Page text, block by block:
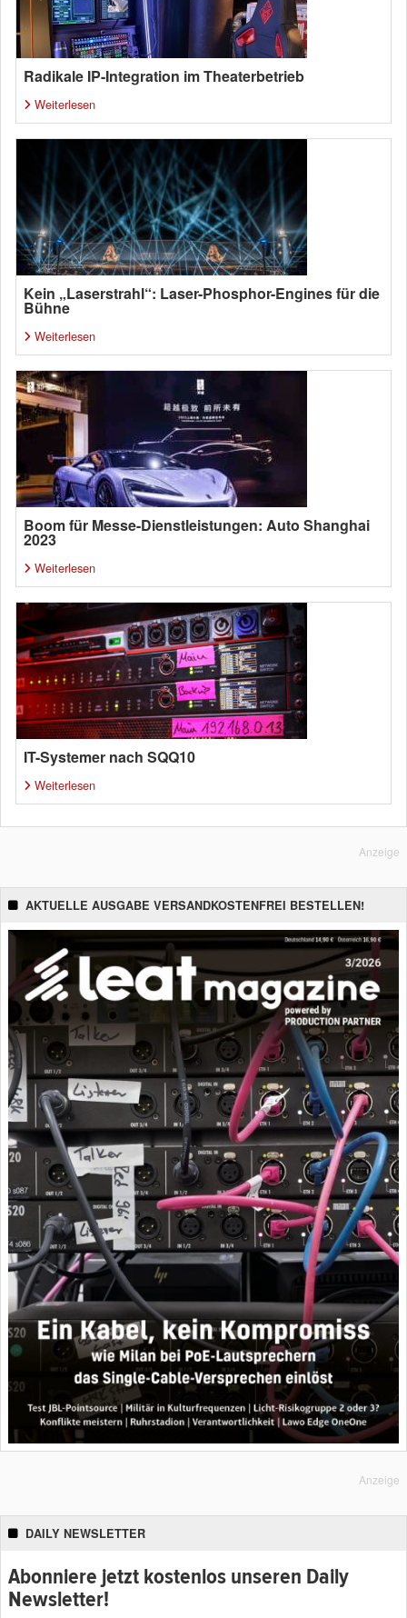
Radikale IP-Integration im Theaterbetrieb
Weiterlesen
Kein „Laserstrahl“: Laser-Phosphor-Engines für die
Bühne
Weiterlesen
Boom für Messe-Dienstleistungen: Auto Shanghai
2023
Weiterlesen
IT-Systemer nach SQQ10
Weiterlesen
Anzeige
AKTUELLE AUSGABE VERSANDKOSTENFREI BESTELLEN!
Anzeige
DAILY NEWSLETTER
Abonniere jetzt kostenlos unseren Daily
Newsletter!